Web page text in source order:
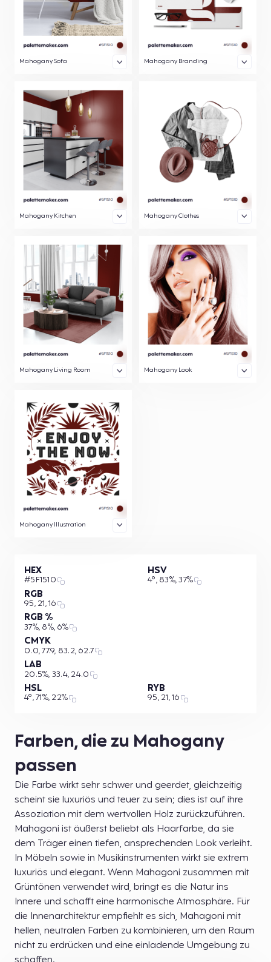
Mahogany Sofa Mahogany Branding
Mahogany Kitchen Mahogany Clothes
Mahogany Living Room Mahogany Look
Mahogany Illustration
Farben, die zu Mahogany
passen
Die Farbe wirkt sehr schwer und geerdet, gleichzeitig
scheint sie luxuriös und teuer zu sein; dies ist auf ihre
Assoziation mit dem wertvollen Holz zurückzuführen.
Mahagoni ist äußerst beliebt als Haarfarbe, da sie
dem Träger einen tiefen, ansprechenden Look verleiht.
In Möbeln sowie in Musikinstrumenten wirkt sie extrem
luxuriös und elegant. Wenn Mahagoni zusammen mit
Grüntönen verwendet wird, bringt es die Natur ins
Innere und schafft eine harmonische Atmosphäre. Für
die Innenarchitektur empfiehlt es sich, Mahagoni mit
hellen, neutralen Farben zu kombinieren, um den Raum
nicht zu erdrücken und eine einladende Umgebung zu
HEX
#5F1510
RGB
95, 21, 16
RGB %
37%, 8%, 6%
CMYK
0.0, 77.9, 83.2, 62.7
LAB
20.5%, 33.4, 24.0
HSL
4°, 71%, 22%
HSV
4°, 83%, 37%
RYB
95, 21, 16